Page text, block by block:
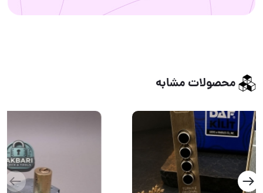
محصولات مشابه